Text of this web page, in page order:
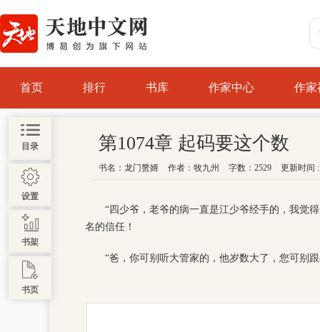
首页 排行 书库 作家中心 作家
目录
设置
书架
书页
第1074章 起码要这个数
书名： 龙门赘婿 作者： 牧九州 字数：2529 更新时间 :
“四少爷，老爷的病一直是江少爷经手的，我觉
名的信任！
“爸，你可别听大管家的，他岁数大了，您可别